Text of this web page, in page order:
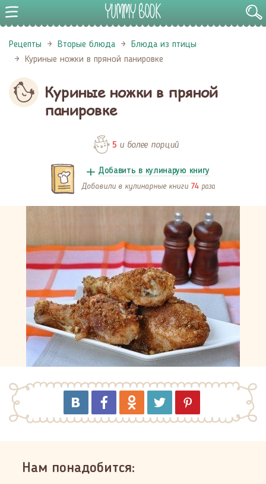
Рецепты Вторые блюда
Блюда из птицы
Куриные ножки в пряной панировке
Куриные ножки в пряной
панировке
5 и более порций
Добавить в кулинарую книгу
Добавили в кулинарные книги 74 раза
Нам понадобится: